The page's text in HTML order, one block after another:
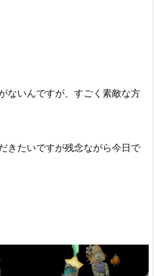
ないんですが、すごく素敵な方
きたいですが残念ながら今日で